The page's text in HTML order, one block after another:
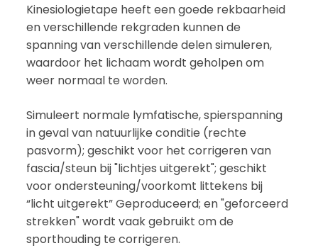
Kinesiologietape heeft een goede rekbaarheid
en verschillende rekgraden kunnen de
spanning van verschillende delen simuleren,
waardoor het lichaam wordt geholpen om
weer normaal te worden.
Simuleert normale lymfatische, spierspanning
in geval van natuurlijke conditie (rechte
pasvorm); geschikt voor het corrigeren van
fascia/steun bij "lichtjes uitgerekt"; geschikt
voor ondersteuning/voorkomt littekens bij
“licht uitgerekt” Geproduceerd; en "geforceerd
strekken" wordt vaak gebruikt om de
sporthouding te corrigeren.